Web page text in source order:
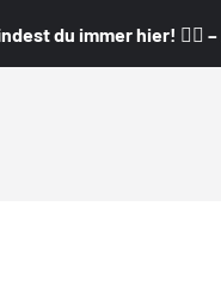
du immer hier! 👇🏼 –